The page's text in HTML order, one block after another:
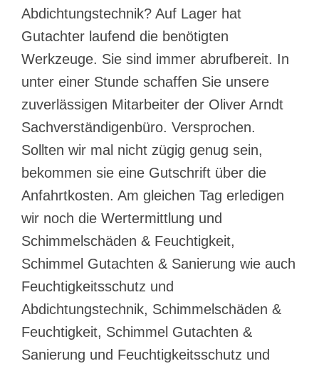
Abdichtungstechnik? Auf Lager hat
Gutachter laufend die benötigten
Werkzeuge. Sie sind immer abrufbereit. In
unter einer Stunde schaffen Sie unsere
zuverlässigen Mitarbeiter der Oliver Arndt
Sachverständigenbüro. Versprochen.
Sollten wir mal nicht zügig genug sein,
bekommen sie eine Gutschrift über die
Anfahrtkosten. Am gleichen Tag erledigen
wir noch die Wertermittlung und
Schimmelschäden & Feuchtigkeit,
Schimmel Gutachten & Sanierung wie auch
Feuchtigkeitsschutz und
Abdichtungstechnik, Schimmelschäden &
Feuchtigkeit, Schimmel Gutachten &
Sanierung und Feuchtigkeitsschutz und